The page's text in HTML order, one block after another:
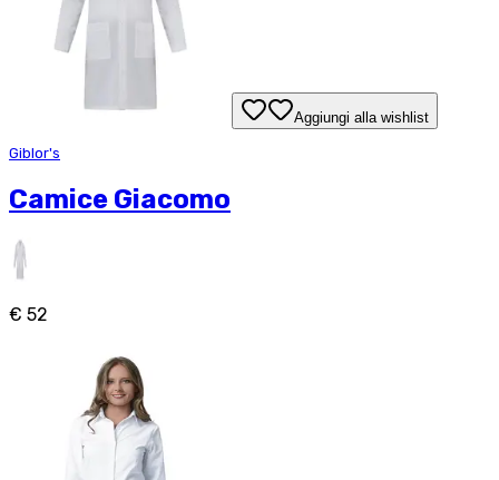
Aggiungi alla wishlist
Giblor's
Camice Giacomo
€ 52